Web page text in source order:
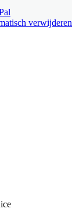
verwijderen